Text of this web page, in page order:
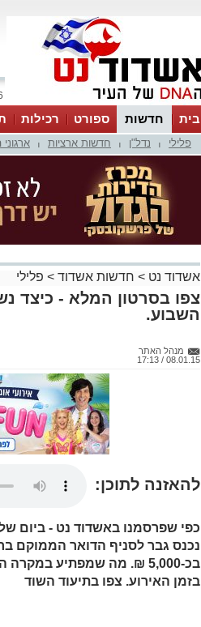
06
בית חדשות ספורט רכילות
פלילי נדל"ן חדשות ארציות
אשדוד נט > חדשות אשדוד > פלילי
צפו בסרטון המלא - כיצד
השבוע.
מנהל האתר
08.01.15 / 17:13
להאזנה לתוכן:
נכנס גבר לסניף הדואר הממוקם
בכ-5,000 ₪. מה שמפתיע
בזמן האירוע. צפו בתיעוד השוד